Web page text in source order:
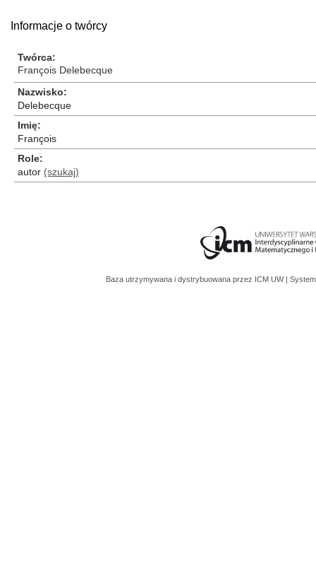
Informacje o twórcy
Twórca
François Delebecque
Nazwisko
Delebecque
Imię
François
Role
autor (szukaj)
Baza utrzymywana i dystrybuowana przez ICM UW |